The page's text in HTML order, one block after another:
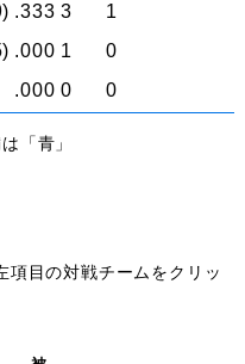
.333 3
1
.000 1
0
.000 0 0
「青」
目の対戦チームをクリッ